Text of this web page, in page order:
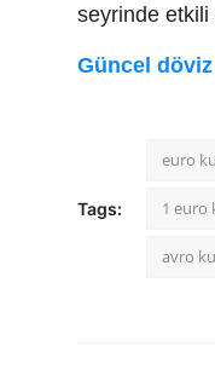
seyrinde etkili
Güncel döviz
Tags:
euro
1 euro
avro